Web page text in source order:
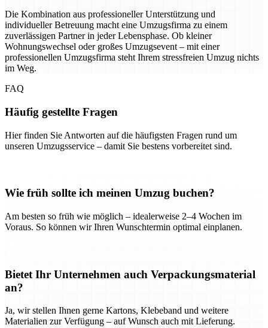
Die Kombination aus professioneller Unterstützung und
individueller Betreuung macht eine Umzugsfirma zu einem
zuverlässigen Partner in jeder Lebensphase. Ob kleiner
Wohnungswechsel oder großes Umzugsevent – mit einer
professionellen Umzugsfirma steht Ihrem stressfreien Umzug nichts
im Weg.
FAQ
Häufig gestellte Fragen
Hier finden Sie Antworten auf die häufigsten Fragen rund um
unseren Umzugsservice – damit Sie bestens vorbereitet sind.
Wie früh sollte ich meinen Umzug buchen?
Am besten so früh wie möglich – idealerweise 2–4 Wochen im
Voraus. So können wir Ihren Wunschtermin optimal einplanen.
Bietet Ihr Unternehmen auch Verpackungsmaterial
an?
Ja, wir stellen Ihnen gerne Kartons, Klebeband und weitere
Materialien zur Verfügung – auf Wunsch auch mit Lieferung.